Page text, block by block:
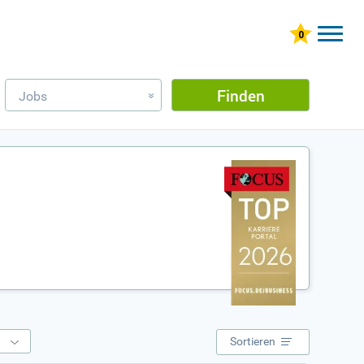
Jobs » Finden
Sortieren